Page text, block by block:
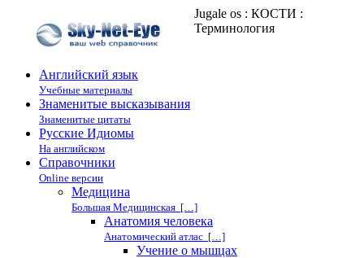
Jugale os : КОСТИ :
Терминология
Английский язык
Учебные материалы
Знаменитые высказывания
Знаменитые цитаты
Русские Идиомы
На английском
Справочники
Online версии
Медицина
Большая Медицинская […]
Анатомия человека
Анатомический атлас […]
Учение о мышцах